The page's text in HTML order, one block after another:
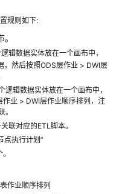
规则如下:
辑数据实体放在一个画布中，
，然后按照ODS层作业 > DWI层
辑数据实体放在一个画布中，
业 > DWI层作业顺序排列，注
联对应的ETL脚本。
点执行计划”
作业顺序排列